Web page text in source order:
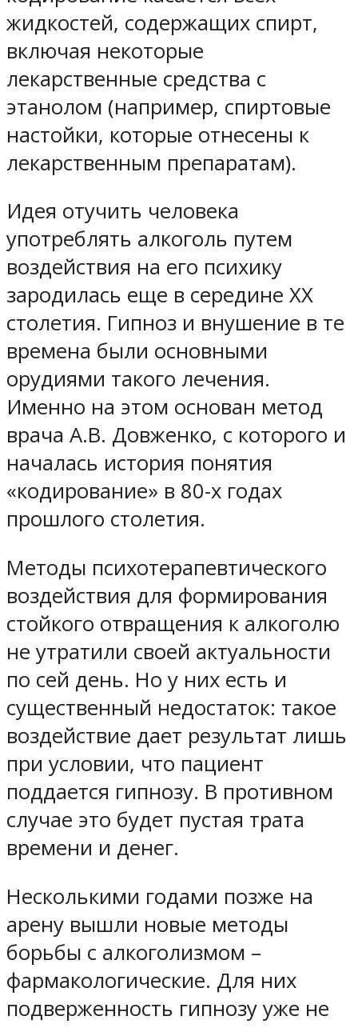
жидкостей, содержащих спирт,
включая некоторые
лекарственные средства с
этанолом (например, спиртовые
настойки, которые отнесены к
лекарственным препаратам).
Идея отучить человека
употреблять алкоголь путем
воздействия на его психику
зародилась еще в середине ХХ
столетия. Гипноз и внушение в те
времена были основными
орудиями такого лечения.
Именно на этом основан метод
врача А.В. Довженко, с которого и
началась история понятия
«кодирование» в 80-х годах
прошлого столетия.
Методы психотерапевтического
воздействия для формирования
стойкого отвращения к алкоголю
не утратили своей актуальности
по сей день. Но у них есть и
существенный недостаток: такое
воздействие дает результат лишь
при условии, что пациент
поддается гипнозу. В противном
случае это будет пустая трата
времени и денег.
Несколькими годами позже на
арену вышли новые методы
борьбы с алкоголизмом –
фармакологические. Для них
подверженность гипнозу уже не